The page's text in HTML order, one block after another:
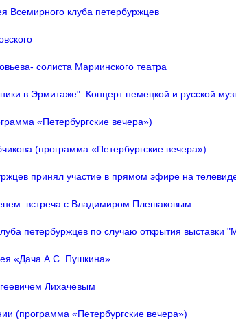
Всемирного клуба петербуржцев
солиста Мариинского театра
в Эрмитаже". Концерт немецкой и русской
«Петербургские вечера»)
(программа «Петербургские вечера»)
принял участие в прямом эфире на
встреча с Владимиром Плешаковым.
петербуржцев по случаю открытия
«Дача А.С. Пушкина»
Лихачёвым
(программа «Петербургские вечера»)